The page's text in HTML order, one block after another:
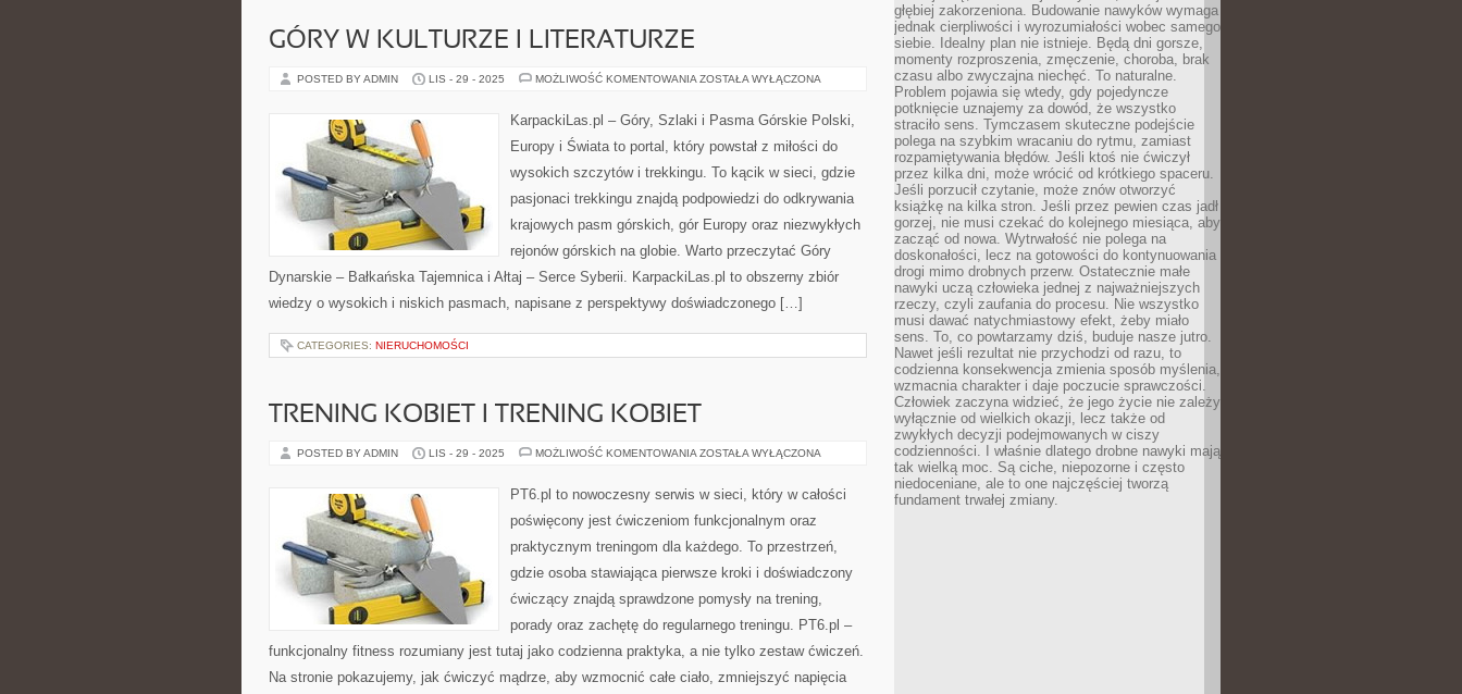
GÓRY W KULTURZE I LITERATURZE
POSTED BY ADMIN LIS - 29 - 2025 MOŻLIWOŚĆ KOMENTOWANIA GÓRY
LITERATURZE
ZOSTAŁA WYŁĄCZONA
KarpackiLas.pl – Góry, Szlaki i Pasma Górskie Polski,
Europy i Świata to portal, który powstał z miłości do
wysokich szczytów i trekkingu. To kącik w sieci, gdzie
pasjonaci trekkingu znajdą podpowiedzi do odkrywania
krajowych pasm górskich, gór Europy oraz niezwykłych
rejonów górskich na globie. Warto przeczytać Góry
Dynarskie – Bałkańska Tajemnica i Ałtaj – Serce Syberii. KarpackiLas.pl to obszerny zbiór
wiedzy o wysokich i niskich pasmach, napisane z perspektywy doświadczonego […]
CATEGORIES: NIERUCHOMOŚCI
TRENING KOBIET I TRENING KOBIET
POSTED BY ADMIN LIS - 29 - 2025 MOŻLIWOŚĆ KOMENTOWANIA TRENING
TRENING
KOBIET
ZOSTAŁA WYŁĄCZONA
PT6.pl to nowoczesny serwis w sieci, który w całości
poświęcony jest ćwiczeniom funkcjonalnym oraz
praktycznym treningom dla każdego. To przestrzeń,
gdzie osoba stawiająca pierwsze kroki i doświadczony
ćwiczący znajdą sprawdzone pomysły na trening,
porady oraz zachętę do regularnego treningu. PT6.pl –
funkcjonalny fitness rozumiany jest tutaj jako codzienna praktyka, a nie tylko zestaw ćwiczeń.
Na stronie pokazujemy, jak ćwiczyć mądrze, aby wzmocnić całe ciało, zmniejszyć napięcia
głębiej zakorzeniona. Budowanie nawyków wymaga
jednak cierpliwości i wyrozumiałości wobec samego
siebie. Idealny plan nie istnieje. Będą dni gorsze,
momenty rozproszenia, zmęczenie, choroba, brak
czasu albo zwyczajna niechęć. To naturalne.
Problem pojawia się wtedy, gdy pojedyncze
potknięcie uznajemy za dowód, że wszystko
straciło sens. Tymczasem skuteczne podejście
polega na szybkim wracaniu do rytmu, zamiast
rozpamiętywania błędów. Jeśli ktoś nie ćwiczył
przez kilka dni, może wrócić od krótkiego spaceru.
Jeśli porzucił czytanie, może znów otworzyć
książkę na kilka stron. Jeśli przez pewien czas jadł
gorzej, nie musi czekać do kolejnego miesiąca, aby
zacząć od nowa. Wytrwałość nie polega na
doskonałości, lecz na gotowości do kontynuowania
drogi mimo drobnych przerw. Ostatecznie małe
nawyki uczą człowieka jednej z najważniejszych
rzeczy, czyli zaufania do procesu. Nie wszystko
musi dawać natychmiastowy efekt, żeby miało
sens. To, co powtarzamy dziś, buduje nasze jutro.
Nawet jeśli rezultat nie przychodzi od razu, to
codzienna konsekwencja zmienia sposób myślenia,
wzmacnia charakter i daje poczucie sprawczości.
Człowiek zaczyna widzieć, że jego życie nie zależy
wyłącznie od wielkich okazji, lecz także od
zwykłych decyzji podejmowanych w ciszy
codzienności. I właśnie dlatego drobne nawyki mają
tak wielką moc. Są ciche, niepozorne i często
niedoceniane, ale to one najczęściej tworzą
fundament trwałej zmiany.